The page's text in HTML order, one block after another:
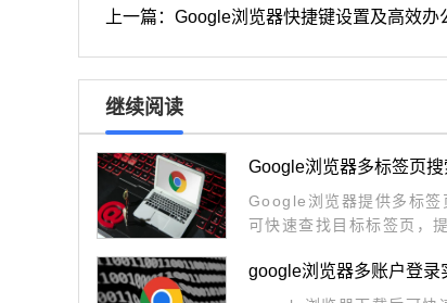
上一篇：Google浏览器快捷键设置及高效办
继续阅读
Google浏览器多标签页
Google浏览器提供多标签
可快速查找目标标签页，
google浏览器多账户登录